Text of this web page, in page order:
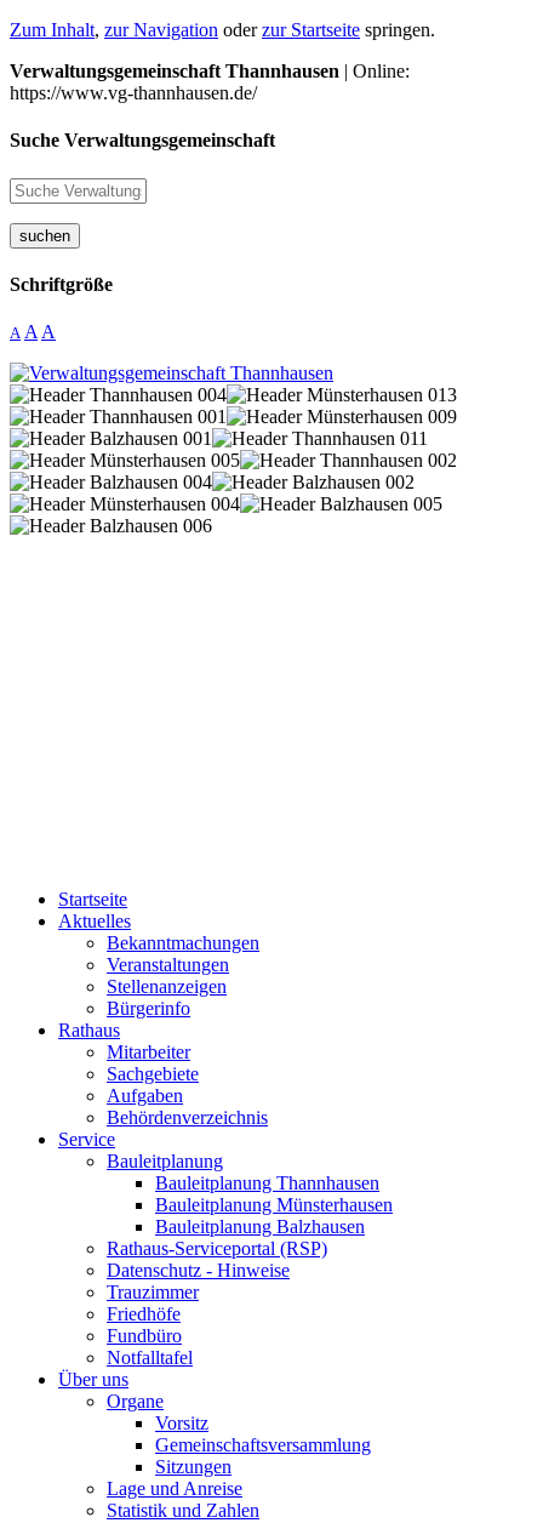
Zum Inhalt, zur Navigation oderzur Startseite springen.
Verwaltungsgemeinschaft Thannhausen | Online:
https://www.vg-thannhausen.de/
Suche Verwaltungsgemeinschaft
suchen
Schriftgröße
A A A
Startseite
Aktuelles
Bekanntmachungen
Veranstaltungen
Stellenanzeigen
Bürgerinfo
Rathaus
Mitarbeiter
Sachgebiete
Aufgaben
Behördenverzeichnis
Service
Bauleitplanung
Bauleitplanung Thannhausen
Bauleitplanung Münsterhausen
Bauleitplanung Balzhausen
Rathaus-Serviceportal (RSP)
Datenschutz - Hinweise
Trauzimmer
Friedhöfe
Fundbüro
Notfalltafel
Über uns
Organe
Vorsitz
Gemeinschaftsversammlung
Sitzungen
Lage und Anreise
Statistik und Zahlen